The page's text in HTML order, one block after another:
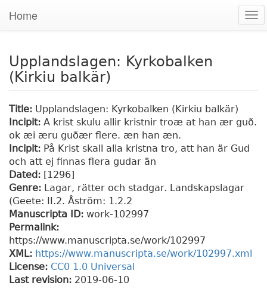
Home
Upplandslagen: Kyrkobalken
(Kirkiu balkär)
Title: Upplandslagen: Kyrkobalken (Kirkiu balkär)
Incipit: A krist skulu allir kristnir troæ at han ær guð.
ok æi æru guðær flere. æn han æn.
Incipit: På Krist skall alla kristna tro, att han är Gud
och att ej finnas flera gudar än
Dated: [1296]
Genre: Lagar, rätter och stadgar. Landskapslagar
(Geete: II.2. Åström: 1.2.2
Manuscripta ID: work-102997
Permalink:
https://www.manuscripta.se/work/102997
XML: https://www.manuscripta.se/work/102997.xml
License: CC0 1.0 Universal
Last revision: 2019-06-10